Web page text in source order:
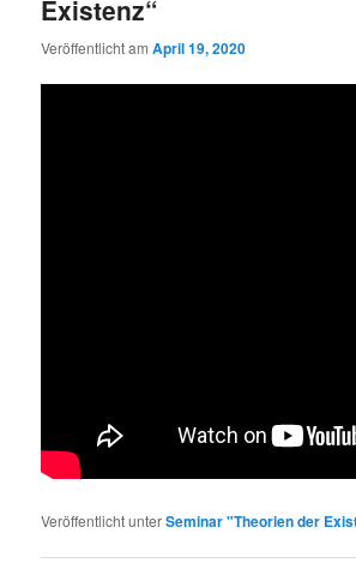
Existenz“
Veröffentlicht amApril 19, 2020
Veröffentlicht unterSeminar "Theorien der